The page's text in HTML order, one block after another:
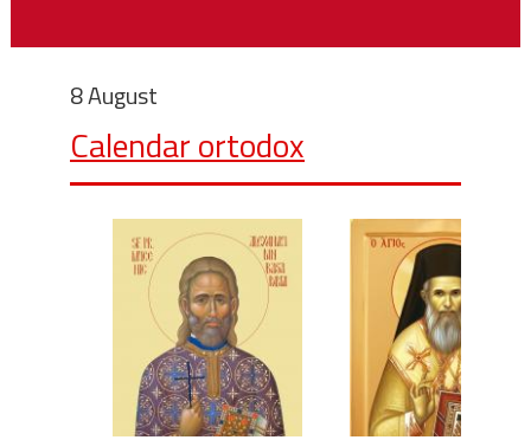
8 August
Calendar ortodox